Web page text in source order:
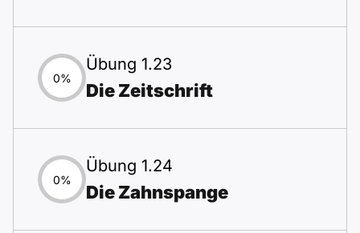
0%
Übung 1.23
Die Zeitschrift
0%
Übung 1.24
Die Zahnspange